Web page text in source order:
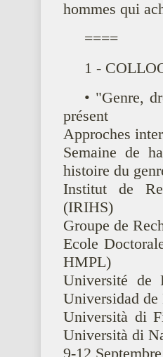
hommes qui
====
1 -
• "Genre,
présent
Approches
Semaine de
histoire du
Institut de
(IRIHS)
Groupe de
Ecole
HMPL)
Université de
Universidad
Università di
Università di
9-12